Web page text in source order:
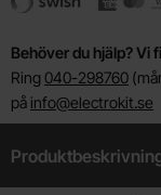
Behöver du hjälp? Vi
Ring 040-298760
på info@electrokit.se